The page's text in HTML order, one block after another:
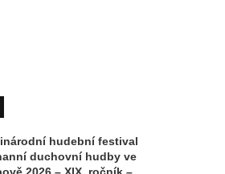
hudební festival
duchovní hudby ve